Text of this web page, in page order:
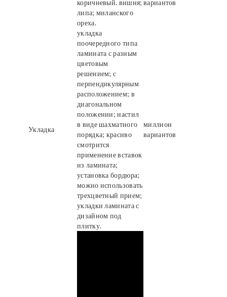
коричневый. вишня;
липа; миланского
ореха.
вариантов
Укладка
укладка
поочередного типа
ламината с разным
цветовым
решением; с
перпендикулярным
расположением; в
диагональном
положении; настил
в виде шахматного
порядка; красиво
смотрится
применение вставок
из ламината;
установка бордюра;
можно использовать
трехцветный прием;
укладки ламината с
дизайном под
плитку.
миллион
вариантов